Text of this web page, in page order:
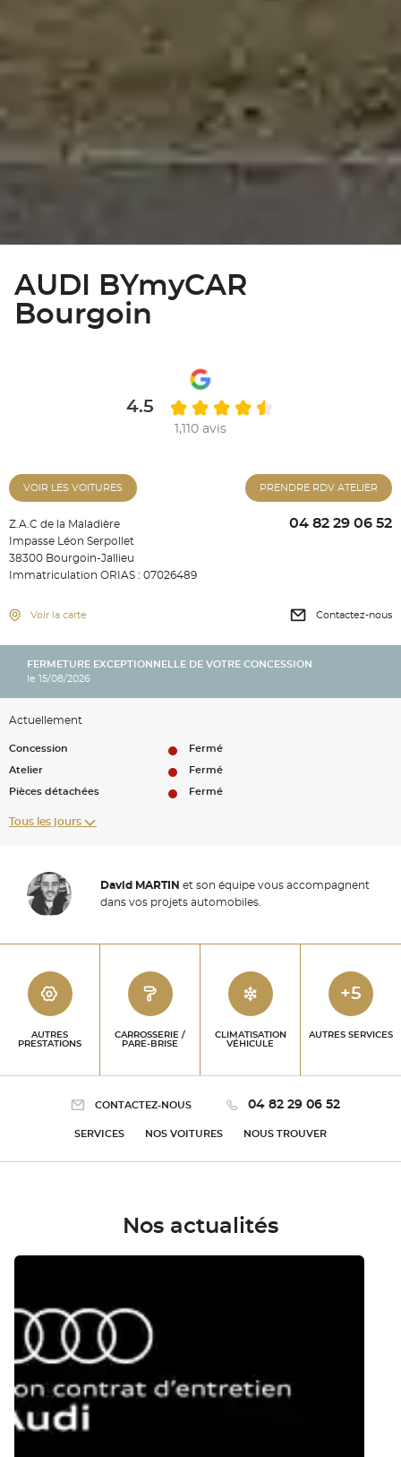
AUDI BYmyCAR
Bourgoin
4.5
1,110 avis
VOIR LES VOITURES PRENDRE RDV ATELIER
Z.A.C de la Maladière
Impasse Léon Serpollet
38300 Bourgoin-Jallieu
Immatriculation ORIAS : 07026489
04 82 29 06 52
Voir la carte Contactez-nous
FERMETURE EXCEPTIONNELLE DE VOTRE CONCESSION
le 15/08/2026
Actuellement
Concession Fermé
Atelier Fermé
Pièces détachées Fermé
Tous les jours
David MARTIN et son équipe vous accompagnent
dans vos projets automobiles.
AUTRES
PRESTATIONS
CARROSSERIE /
PARE-BRISE
CLIMATISATION
VÉHICULE
+5
AUTRES SERVICES
SERVICES NOS VOITURES NOUS TROUVER
CONTACTEZ-NOUS 04 82 29 06 52
Nos actualités